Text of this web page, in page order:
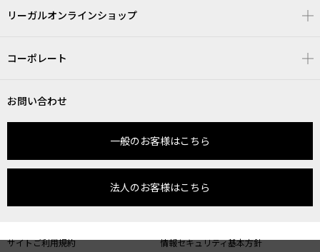
リーガルオンラインショップ
コーポレート
お問い合わせ
一般のお客様はこちら
法人のお客様はこちら
サイトご利用規約 情報セキュリティ基本方針